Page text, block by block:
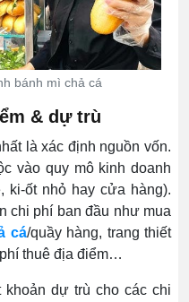
bánh mì chả cá
& dự trù
là xác định nguồn vốn.
vào quy mô kinh doanh
ki-ốt nhỏ hay cửa hàng).
chi phí ban đầu như mua
cá/quầy hàng, trang thiết
thuê địa điểm…
khoản dự trù cho các chi